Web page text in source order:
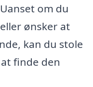
om du
ønsker at
kan du stole
finde den